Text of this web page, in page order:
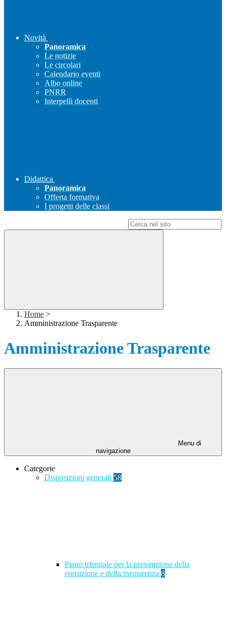
Novità
Panoramica
Le notizie
Le circolari
Calendario eventi
Albo online
PNRR
Interpelli docenti
Didattica
Panoramica
Offerta formativa
I progetti delle classi
Home >
Amministrazione Trasparente
Amministrazione Trasparente
Menu di
navigazione
Categorie
Disposizioni generali 58
Piano triennale per la prevenzione della
corruzione e della trasparenza 8